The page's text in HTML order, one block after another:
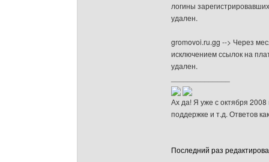
логины
удален.
gromovoi.ru.gg --> Через
исключением ссылок на
удален.
Ах да! Я уже с октября
поддержке и т.д. Ответов
Последний раз